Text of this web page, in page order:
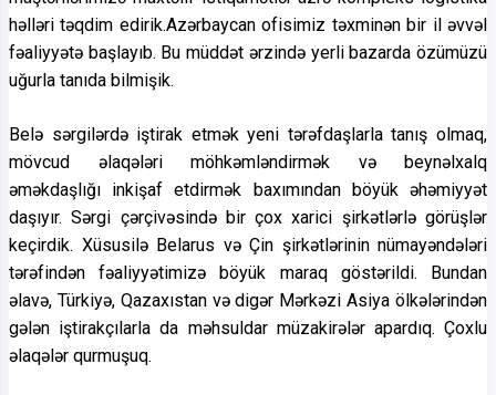
həlləri təqdim edirik.Azərbaycan ofisimiz təxminən bir il əvvəl
fəaliyyətə başlayıb. Bu müddət ərzində yerli bazarda özümüzü
uğurla tanıda bilmişik.
Belə sərgilərdə iştirak etmək yeni tərəfdaşlarla tanış olmaq,
mövcud əlaqələri möhkəmləndirmək və beynəlxalq
əməkdaşlığı inkişaf etdirmək baxımından böyük əhəmiyyət
daşıyır. Sərgi çərçivəsində bir çox xarici şirkətlərlə görüşlər
keçirdik. Xüsusilə Belarus və Çin şirkətlərinin nümayəndələri
tərəfindən fəaliyyətimizə böyük maraq göstərildi. Bundan
əlavə, Türkiyə, Qazaxıstan və digər Mərkəzi Asiya ölkələrindən
gələn iştirakçılarla da məhsuldar müzakirələr apardıq. Çoxlu
əlaqələr qurmuşuq.